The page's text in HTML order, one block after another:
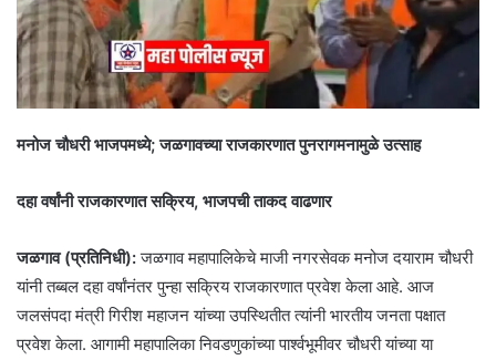
मनोज चौधरी भाजपमध्ये; जळगावच्या राजकारणात पुनरागमनामुळे उत्साह
दहा वर्षांनी राजकारणात सक्रिय, भाजपची ताकद वाढणार
जळगाव (प्रतिनिधी):जळगाव महापालिकेचे माजी नगरसेवक मनोज दयाराम चौधरी
यांनी तब्बल दहा वर्षांनंतर पुन्हा सक्रिय राजकारणात प्रवेश केला आहे. आज
जलसंपदा मंत्री गिरीश महाजन यांच्या उपस्थितीत त्यांनी भारतीय जनता पक्षात
प्रवेश केला. आगामी महापालिका निवडणुकांच्या पार्श्वभूमीवर चौधरी यांच्या या